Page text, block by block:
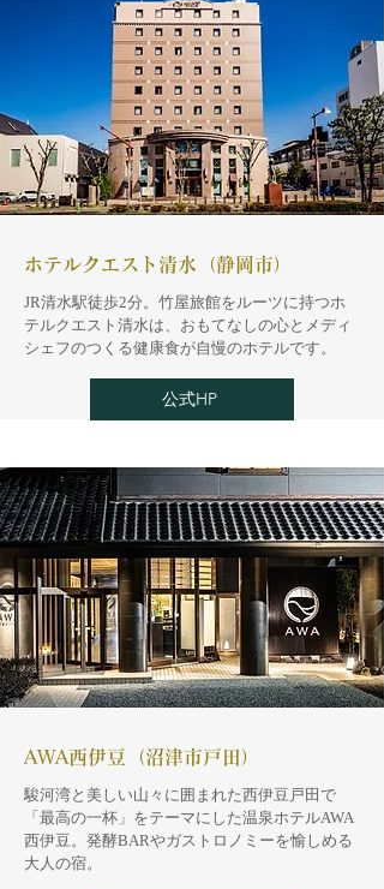
ホテルクエスト清水（静岡市）
JR清水駅徒歩2分。竹屋旅館をルーツに持つホ
テルクエスト清水は、おもてなしの心とメディ
シェフのつくる健康食が自慢のホテルです。
公式HP
AWA西伊豆（沼津市戸田）
駿河湾と美しい山々に囲まれた西伊豆戸田で
「最高の一杯」をテーマにした温泉ホテルAWA
西伊豆。発酵BARやガストロノミーを愉しめる
大人の宿。